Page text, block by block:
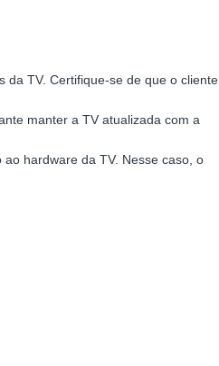
da TV. Certifique-se de que o cliente
manter a TV atualizada com a
hardware da TV. Nesse caso, o